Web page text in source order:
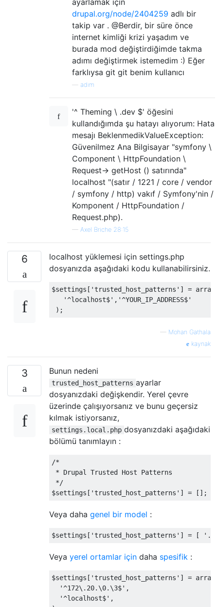
drupal.org/node/2404259 adlı bir
takip var . @Berdir, bir süre önce
internet kimliği krizi yaşadım ve
burada mod değiştirdiğimde takma
adımı değiştirmek istemedim :) Eğer
farklıysa git git benim kullanıcı
adım
'^ Theming \ .dev $' öğesini
kullandığımda şu hatayı alıyorum: Hata
mesajı BeklenmedikValueException:
Güvenilmez Ana Bilgisayar "symfony \
Component \ HttpFoundation \
Request-> getHost () satırında"
localhost "(satır / 1221 / core / vendor
/ symfony / http) vakıf / Symfony'nin /
Komponent / HttpFoundation /
Request.php).
— Axel Briche 28:15
6
localhost yüklemesi için settings.php
dosyanızda aşağıdaki kodu kullanabilirsiniz.
$settings [ 'trusted_host_patterns' ] = array
'^localhost$' , '^YOUR_IP_ADDRESS$'
);
— Mohan Gathala
kaynak
3 Bunun nedeni
trusted_host_patterns ayarlar
dosyanızdaki değişkendir. Yerel çevre
üzerinde çalışıyorsanız ve bunu geçersiz
kılmak istiyorsanız,
settings.local.php dosyanızdaki aşağıdaki
bölümü tanımlayın :
/*
* Drupal Trusted Host Patterns
*/
$settings [ 'trusted_host_patterns' ] = [];
Veya daha genel bir model :
$settings [ 'trusted_host_patterns' ] = [
Veya yerel ortamlar için daha spesifik :
$settings [ 'trusted_host_patterns' ] = array
'^172\.20.\0.\3$' ,
'^localhost$' ,